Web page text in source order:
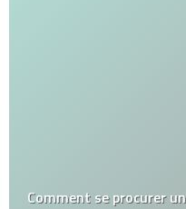
Comment se procurer